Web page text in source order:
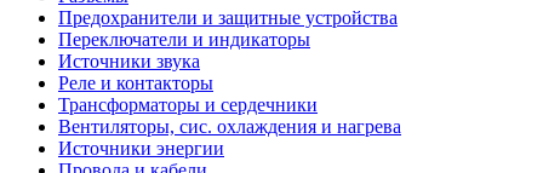
Предохранители и защитные устройства
Переключатели и индикаторы
Источники звука
Реле и контакторы
Трансформаторы и сердечники
Вентиляторы, сис. охлаждения и нагрева
Источники энергии